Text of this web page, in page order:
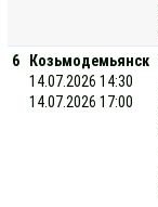
6
Козьмодемьянск
14.07.2026 14:30
14.07.2026 17:00